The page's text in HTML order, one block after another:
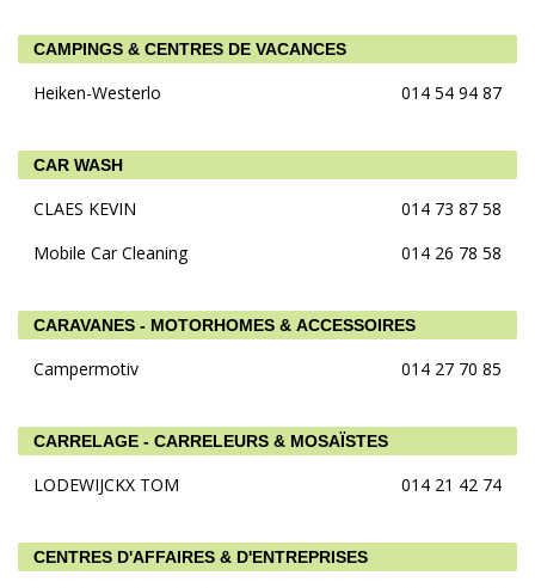
CAMPINGS & CENTRES DE VACANCES
Heiken-Westerlo 014 54 94 87
CAR WASH
CLAES KEVIN
014 73 87 58
Mobile Car Cleaning
014 26 78 58
CARAVANES - MOTORHOMES & ACCESSOIRES
Campermotiv 014 27 70 85
CARRELAGE - CARRELEURS & MOSAÏSTES
LODEWIJCKX TOM 014 21 42 74
CENTRES D'AFFAIRES & D'ENTREPRISES